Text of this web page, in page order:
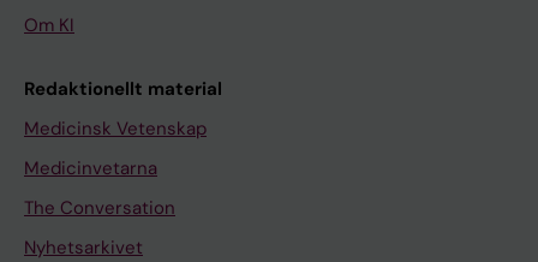
Om KI
Redaktionellt material
Medicinsk Vetenskap
Medicinvetarna
The Conversation
Nyhetsarkivet